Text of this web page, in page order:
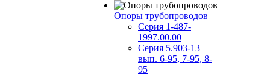
Опоры трубопроводов
Серия 1-487-
1997.00.00
Серия 5.903-13
вып. 6-95, 7-95, 8-
95